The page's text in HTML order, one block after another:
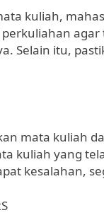
kuliah,
Selain itu,
mata kuliah
kuliah yang
kesalahan,